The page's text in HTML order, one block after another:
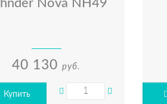
Nova NH49
40 130руб.
Купить